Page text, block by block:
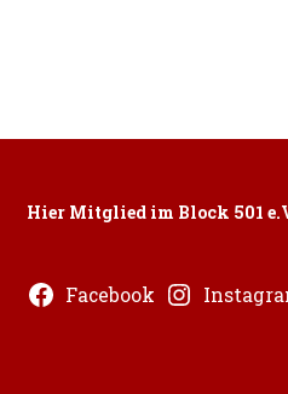
Hier Mitglied im Block 501
Facebook